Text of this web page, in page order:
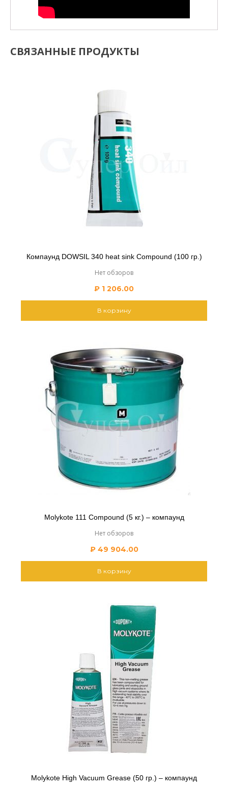
СВЯЗАННЫЕ ПРОДУКТЫ
Компаунд DOWSIL 340 heat sink Compound (100 гр.)
Нет обзоров
₽ 1 206.00
В корзину
Molykote 111 Compound (5 кг.) – компаунд
Нет обзоров
₽49 904.00
В корзину
Molykote High Vacuum Grease (50 гр.) – компаунд